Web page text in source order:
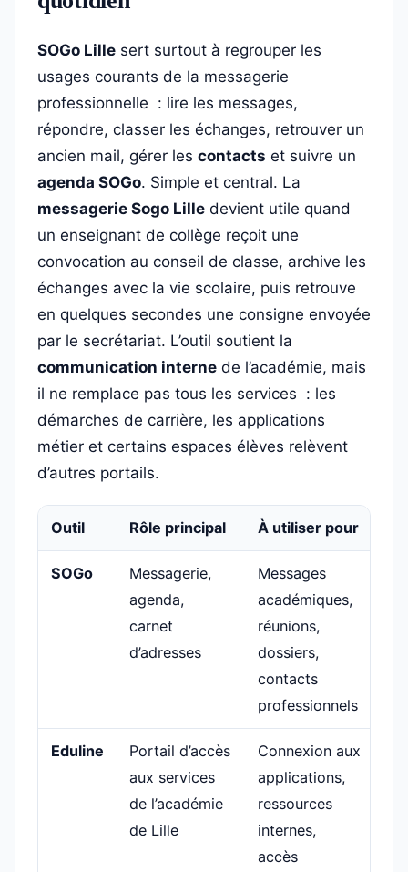
SOGo Lille sert surtout à regrouper les
usages courants de la messagerie
professionnelle : lire les messages,
répondre, classer les échanges, retrouver un
ancien mail, gérer les contacts et suivre un
agenda SOGo. Simple et central. La
messagerie Sogo Lille devient utile quand
un enseignant de collège reçoit une
convocation au conseil de classe, archive les
échanges avec la vie scolaire, puis retrouve
en quelques secondes une consigne envoyée
par le secrétariat. L’outil soutient la
communication interne de l’académie, mais
il ne remplace pas tous les services : les
démarches de carrière, les applications
métier et certains espaces élèves relèvent
d’autres portails.
Outil Rôle principal À utiliser pour
SOGo
Messagerie,
agenda,
carnet
d’adresses
Messages
académiques,
réunions,
dossiers,
contacts
professionnels
Eduline
Portail d’accès
aux services
de l’académie
de Lille
Connexion aux
applications,
ressources
internes,
accès